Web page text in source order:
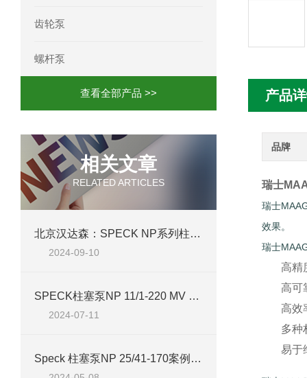
AC-motoren交流电机ACM 160M-4参
AC-MOTOREN电机FCPA 80B-6参数
AC-MOTOREN电机FCPA 71B-2参数
齿轮泵
螺杆泵
查看全部产品 >>
相关文章
RELATED ARTICLES
北京汉达森：SPECK NP系列柱塞泵技术精析与应用案例
2024-09-10
SPECK柱塞泵NP 11/1-220 MV 技术介绍
2024-07-11
Speck 柱塞泵NP 25/41-170案例介绍
产品
品牌
瑞士
瑞士
效果。
瑞士
高精
高可
高效
多种
易于